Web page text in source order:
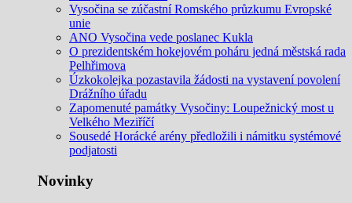
Vysočina se zúčastní Romského průzkumu Evropské
unie
ANO Vysočina vede poslanec Kukla
O prezidentském hokejovém poháru jedná městská rada
Pelhřimova
Úzkokolejka pozastavila žádosti na vystavení povolení
Drážního úřadu
Zapomenuté památky Vysočiny: Loupežnický most u
Velkého Meziříčí
Sousedé Horácké arény předložili i námitku systémové
podjatosti
Novinky